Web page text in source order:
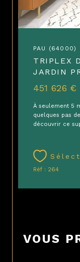
PAU (64000)
TRIPLEX
JARDIN
451 626 €
À seulement 5
quelques pas
découvrir ce
Réf : 264
VOUS